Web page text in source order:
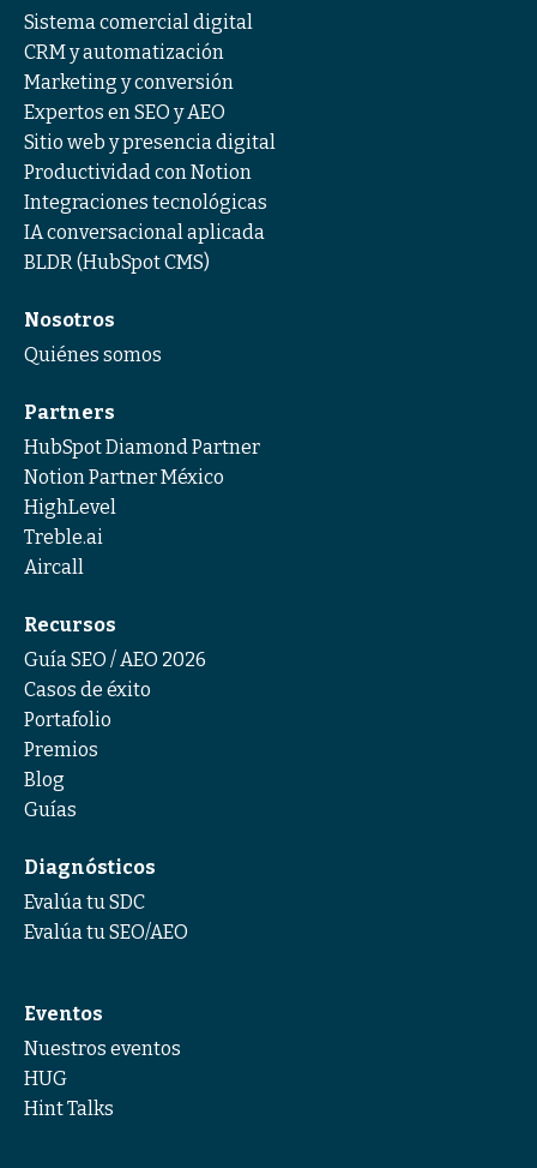
Sistema comercial digital
CRM y automatización
Marketing y conversión
Expertos en SEO y AEO
Sitio web y presencia digital
Productividad con Notion
Integraciones tecnológicas
IA conversacional aplicada
BLDR (HubSpot CMS)
Nosotros
Quiénes somos
Partners
HubSpot Diamond Partner
Notion Partner México
HighLevel
Treble.ai
Aircall
Recursos
Guía SEO / AEO 2026
Casos de éxito
Portafolio
Premios
Blog
Guías
Diagnósticos
Evalúa tu SDC
Evalúa tu SEO/AEO
Eventos
Nuestros eventos
HUG
Hint Talks